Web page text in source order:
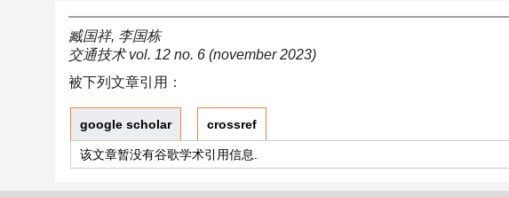
臧国祥, 李国栋
交通技术 vol. 12 no. 6 (november 2023)
被下列文章引用：
google scholar crossref
该文章暂没有谷歌学术引用信息.